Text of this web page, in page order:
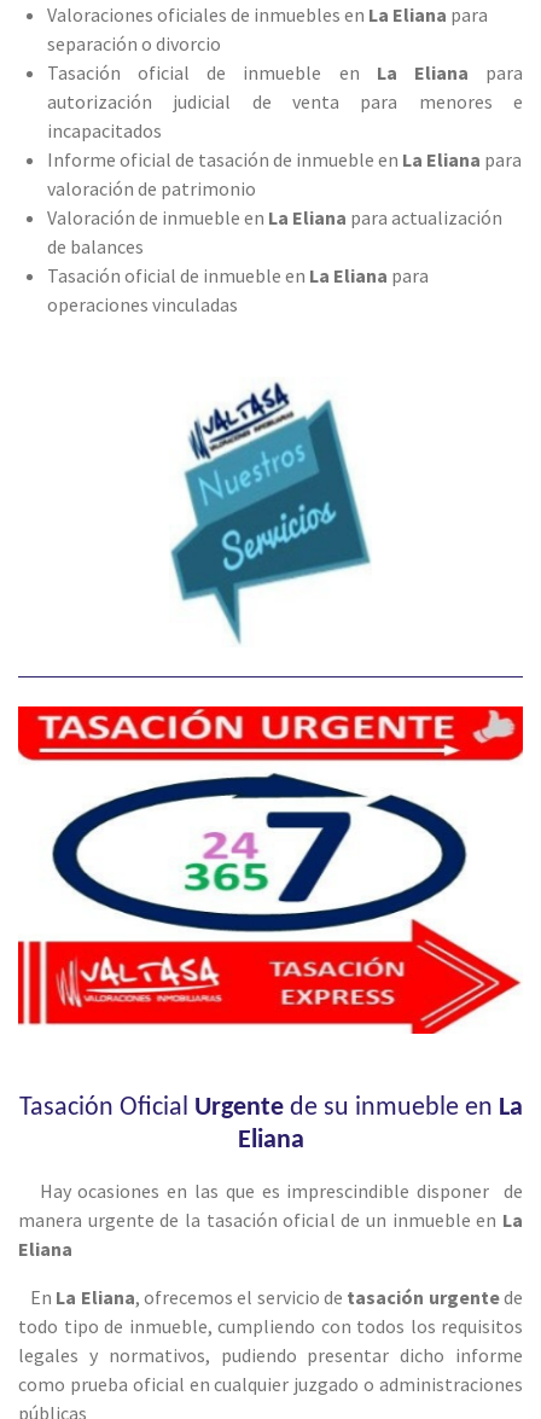
Valoraciones oficiales de inmuebles en La Eliana para
separación o divorcio
Tasación oficial de inmueble en La Eliana para
autorización judicial de venta para menores e
incapacitados
Informe oficial de tasación de inmueble en La Eliana para
valoración de patrimonio
Valoración de inmueble en La Eliana para actualización
de balances
Tasación oficial de inmueble en La Eliana para
operaciones vinculadas
Tasación Oficial Urgentede su inmueble en La
Eliana
Hay ocasiones en las que es imprescindible disponer de
manera urgente de la tasación oficial de un inmueble en La
Eliana
En La Eliana, ofrecemos el servicio de tasación urgentede
todo tipo de inmueble, cumpliendo con todos los requisitos
legales y normativos, pudiendo presentar dicho informe
como prueba oficial en cualquier juzgado o administraciones
públicas